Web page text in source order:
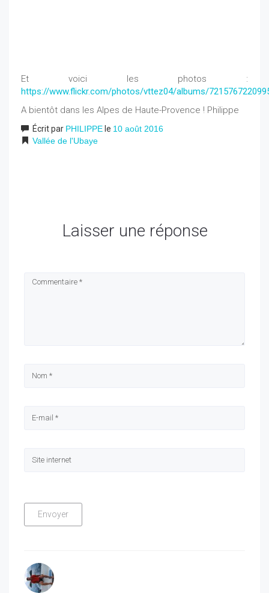
Et voici les photos :
https://www.flickr.com/photos/vttez04/albums/
A bientôt dans les Alpes de Haute-Provence ! Philippe
Écrit par PHILIPPEle 10 août 2016
Vallée de l'Ubaye
Laisser une réponse